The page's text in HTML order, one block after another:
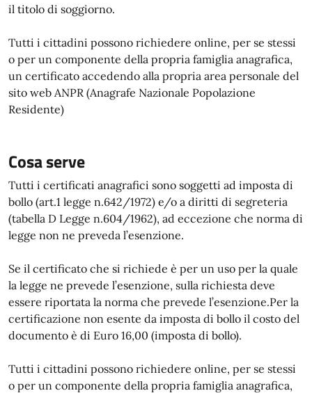
il titolo di soggiorno.
Tutti i cittadini possono richiedere online, per se stessi
o per un componente della propria famiglia anagrafica,
un certificato accedendo alla propria area personale del
sito web ANPR (Anagrafe Nazionale Popolazione
Residente)
Cosa serve
Tutti i certificati anagrafici sono soggetti ad imposta di
bollo (art.1 legge n.642/1972) e/o a diritti di segreteria
(tabella D Legge n.604/1962), ad eccezione che norma di
legge non ne preveda l’esenzione.
Se il certificato che si richiede è per un uso per la quale
la legge ne prevede l’esenzione, sulla richiesta deve
essere riportata la norma che prevede l’esenzione.Per la
certificazione non esente da imposta di bollo il costo del
documento è di Euro 16,00 (imposta di bollo).
Tutti i cittadini possono richiedere online, per se stessi
o per un componente della propria famiglia anagrafica,